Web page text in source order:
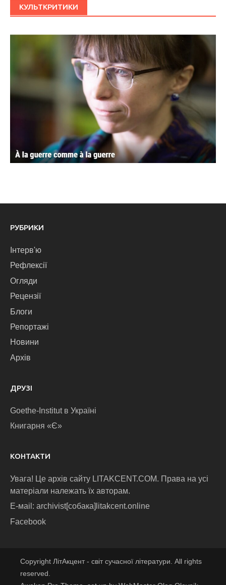
КУЛЬТКРИТИКИ
РУБРИКИ
Інтерв'ю
Рефлексії
Огляди
Рецензії
Блоги
Репортажі
Новини
Архів
ДРУЗІ
Goethe-Institut в Україні
Книгарня «Є»
КОНТАКТИ
Увага! Це архів сайту LITAKCENT.COM. Права на усі
матеріали належать їх авторам.
E-маіl: archivist[собака]litakcent.online
Facebook
Copyright ЛітАкцент - світ сучасної літератури. All rights
reserved.